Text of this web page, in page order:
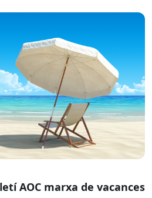
AOC marxa de vacances